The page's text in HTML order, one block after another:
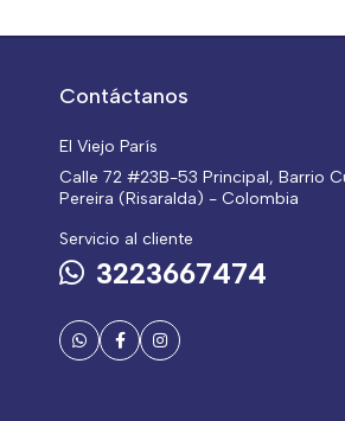
Contáctanos
El Viejo París
Calle 72 #23B-53 Principal, Barrio
Pereira (Risaralda) - Colombia
Servicio al cliente
3223667474